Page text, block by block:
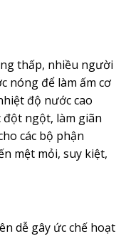
thấp, nhiều người
nóng để làm ấm cơ
độ nước cao
đột ngột, làm giãn
các bộ phận
mệt mỏi, suy kiệt,
dễ gây ức chế hoạt